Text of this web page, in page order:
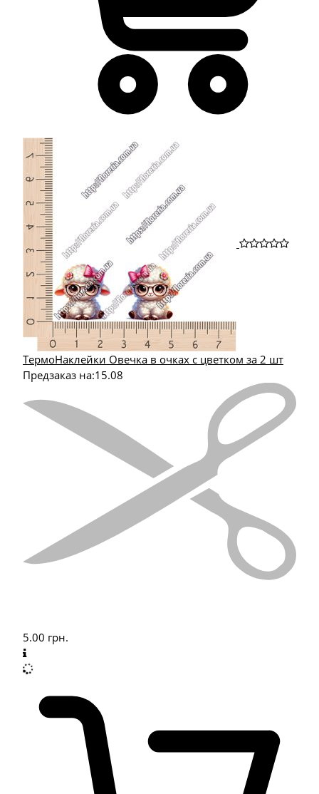
ТермоНаклейки Овечка в очках с цветком за 2 шт
Предзаказ на:15.08
5.00 грн.